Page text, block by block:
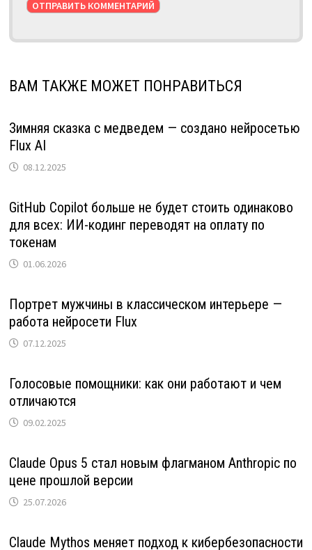
ВАМ ТАКЖЕ МОЖЕТ ПОНРАВИТЬСЯ
Зимняя сказка с медведем — создано нейросетью
Flux AI
08.12.2025
GitHub Copilot больше не будет стоить одинаково
для всех: ИИ-кодинг переводят на оплату по
токенам
01.06.2026
Портрет мужчины в классическом интерьере —
работа нейросети Flux
07.12.2025
Голосовые помощники: как они работают и чем
отличаются
09.02.2025
Claude Opus 5 стал новым флагманом Anthropic по
цене прошлой версии
25.07.2026
Claude Mythos меняет подход к кибербезопасности